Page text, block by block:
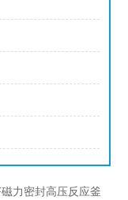
力密封高压反应釜